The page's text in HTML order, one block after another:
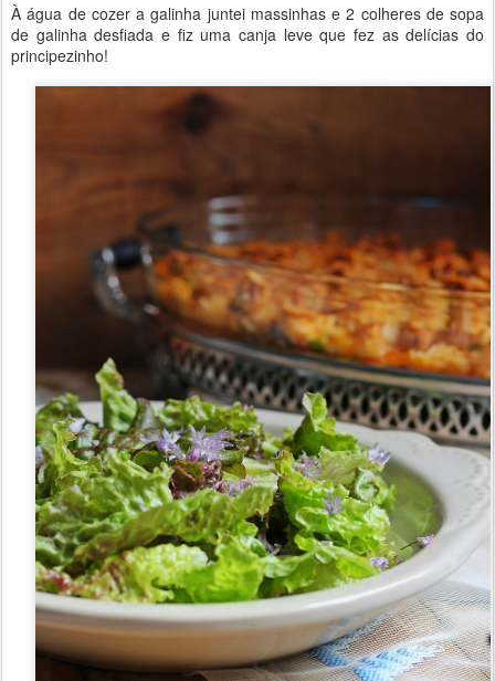
À água de cozer a galinha juntei massinhas e 2 colheres de sopa
de galinha desfiada e fiz uma canja leve que fez as delícias do
principezinho!